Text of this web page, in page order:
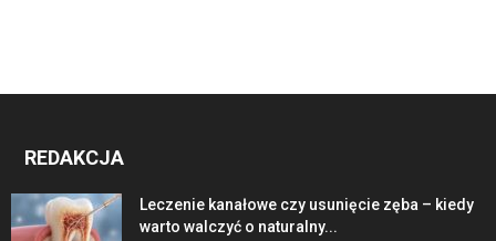
REDAKCJA
Leczenie kanałowe czy usunięcie zęba – kiedy
warto walczyć o naturalny...